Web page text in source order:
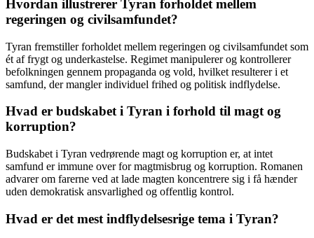
Hvordan illustrerer Tyran forholdet mellem
regeringen og civilsamfundet?
Tyran fremstiller forholdet mellem regeringen og civilsamfundet som
ét af frygt og underkastelse. Regimet manipulerer og kontrollerer
befolkningen gennem propaganda og vold, hvilket resulterer i et
samfund, der mangler individuel frihed og politisk indflydelse.
Hvad er budskabet i Tyran i forhold til magt og
korruption?
Budskabet i Tyran vedrørende magt og korruption er, at intet
samfund er immune over for magtmisbrug og korruption. Romanen
advarer om farerne ved at lade magten koncentrere sig i få hænder
uden demokratisk ansvarlighed og offentlig kontrol.
Hvad er det mest indflydelsesrige tema i Tyran?